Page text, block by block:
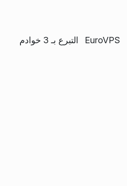
EuroVPS التبرع بـ 3 خوادم